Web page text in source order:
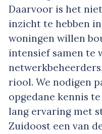
Daarvoor is het
inzicht te hebben
woningen willen
intensief samen te
riool. We nodigen
opgedane kennis
lang ervaring met
Zuidoost een van